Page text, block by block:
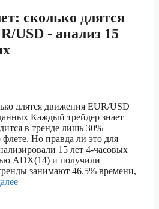
сколько длятся
USD ‑ анализ 15
длятся движения EUR/USD
Каждый трейдер знает
в тренде лишь 30%
Но правда ли это для
15 лет 4-часовых
ADX(14) и получили
занимают 46.5% времени,